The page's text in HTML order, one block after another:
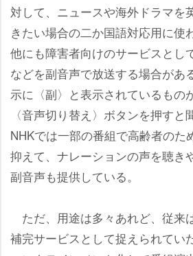
対して、ニュースや海外ドラマを
きたい場合の二か国語対応用に使
他にも障害者向けのサービスとし
などを副音声で放送する場合があ
示に〈副〉と表示されているもの
〈音声切り替え〉ボタンを押すと
NHKでは一部の番組で高齢者のた
抑えて、ナレーションの声を聴き
副音声も提供している。
ただ、用途は多々あれど、従来
補完サービスとして捉えられてい